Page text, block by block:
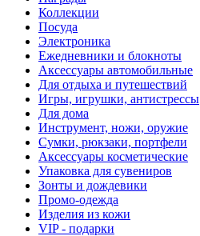
Коллекции
Посуда
Электроника
Ежедневники и блокноты
Аксессуары автомобильные
Для отдыха и путешествий
Игры, игрушки, антистрессы
Для дома
Инструмент, ножи, оружие
Сумки, рюкзаки, портфели
Аксессуары косметические
Упаковка для сувениров
Зонты и дождевики
Промо-одежда
Изделия из кожи
VIP - подарки